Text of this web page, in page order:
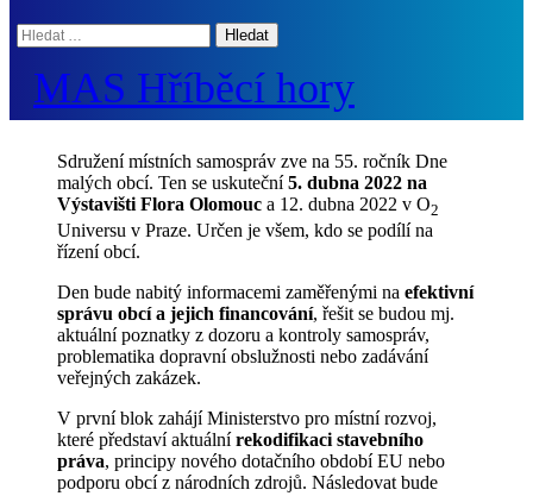
Hledat:
MAS Hříběcí hory
Sdružení místních samospráv zve na 55. ročník Dne
malých obcí. Ten se uskuteční5. dubna 2022 na
Výstavišti Flora Olomouc a 12. dubna 2022 v O2
Universu v Praze. Určen je všem, kdo se podílí na
řízení obcí.
Den bude nabitý informacemi zaměřenými na efektivní
správu obcí a jejich financování, řešit se budou mj.
aktuální poznatky z dozoru a kontroly samospráv,
problematika dopravní obslužnosti nebo zadávání
veřejných zakázek.
V první blok zahájí Ministerstvo pro místní rozvoj,
které představí aktuálnírekodifikaci stavebního
práva, principy nového dotačního období EU nebo
podporu obcí z národních zdrojů. Následovat bude